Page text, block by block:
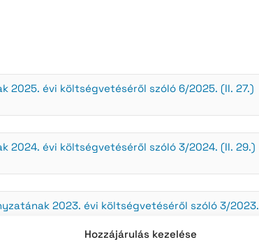
Hozzájárulás kezelése
önkormányzatok
stratégiák, koncepciók
lista
2025. évi költségvetéséről szóló 6/2025. (II. 27.)
2024. évi költségvetéséről szóló 3/2024. (II. 29.)
2023. évi költségvetéséről szóló 3/2023.